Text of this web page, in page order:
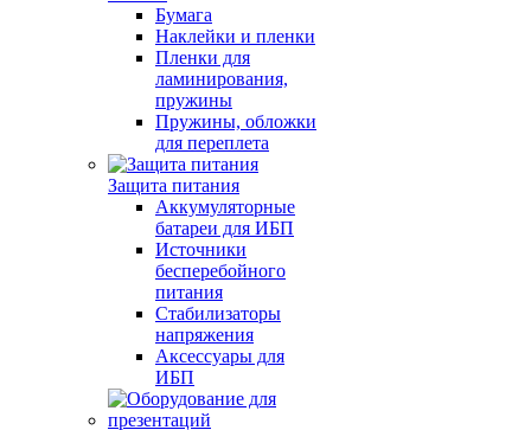
Бумага
Наклейки и пленки
Пленки для
ламинирования,
пружины
Пружины, обложки
для переплета
Защита питания
Аккумуляторные
батареи для ИБП
Источники
бесперебойного
питания
Стабилизаторы
напряжения
Аксессуары для
ИБП